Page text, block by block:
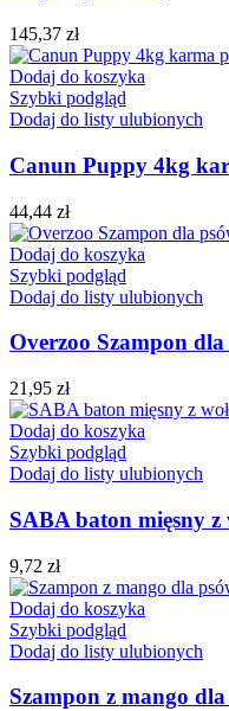
145,37 zł
Dodaj do koszyka
Szybki podgląd
Dodaj do listy ulubionych
Canun Puppy 4kg
44,44 zł
Dodaj do koszyka
Szybki podgląd
Dodaj do listy ulubionych
Overzoo Szampon dla
21,95 zł
Dodaj do koszyka
Szybki podgląd
Dodaj do listy ulubionych
SABA baton mięsny z
9,72 zł
Dodaj do koszyka
Szybki podgląd
Dodaj do listy ulubionych
Szampon z mango